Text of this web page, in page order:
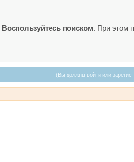
Воспользуйтесь поиском. При этом
(Вы должны войти или